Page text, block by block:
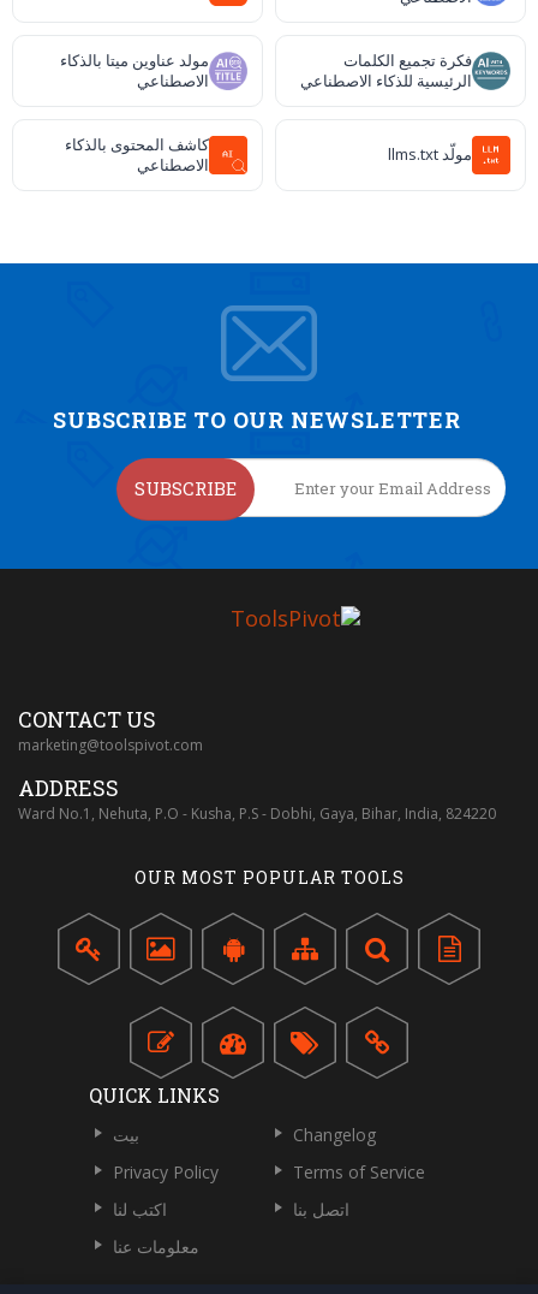
فكرة تجميع الكلمات
الرئيسية للذكاء الاصطناعي
مولد عناوين ميتا بالذكاء
الاصطناعي
مولّد llms.txt
كاشف المحتوى بالذكاء
الاصطناعي
SUBSCRIBE TO OUR NEWSLETTER
SUBSCRIBE
CONTACT US
marketing@toolspivot.com
ADDRESS
Ward No.1, Nehuta, P.O - Kusha, P.S - Dobhi, Gaya, Bihar, India, 824220
OUR MOST POPULAR TOOLS
QUICK LINKS
بيت
Changelog
Privacy Policy
Terms of Service
اكتب لنا
اتصل بنا
معلومات عنا